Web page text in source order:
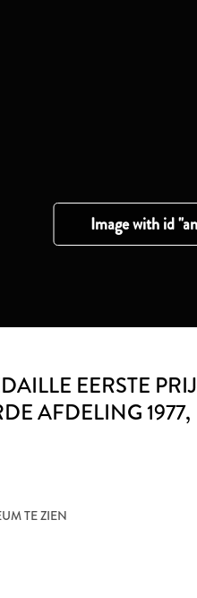
EERSTE
AFDELING 1977,
TE ZIEN